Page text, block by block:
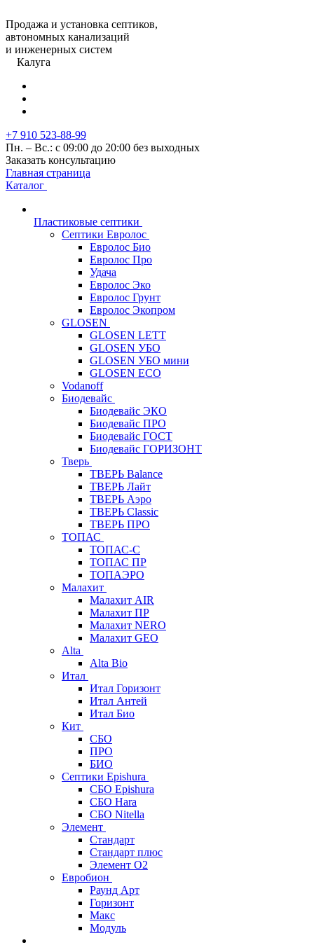
Продажа и установка септиков,
автономных канализаций
и инженерных систем
Калуга
+7 910 523-88-99
Пн. – Вс.: с 09:00 до 20:00 без выходных
Заказать консультацию
Главная страница
Каталог
Пластиковые септики
Септики Евролос
Евролос Био
Евролос Про
Удача
Евролос Эко
Евролос Грунт
Евролос Экопром
GLOSEN
GLOSEN LETT
GLOSEN УБО
GLOSEN УБО мини
GLOSEN ECO
Vodanoff
Биодевайс
Биодевайс ЭКО
Биодевайс ПРО
Биодевайс ГОСТ
Биодевайс ГОРИЗОНТ
Тверь
ТВЕРЬ Balance
ТВЕРЬ Лайт
ТВЕРЬ Аэро
ТВЕРЬ Classic
ТВЕРЬ ПРО
ТОПАС
ТОПАС-С
ТОПАС ПР
ТОПАЭРО
Малахит
Малахит AIR
Малахит ПР
Малахит NERO
Малахит GEO
Alta
Alta Bio
Итал
Итал Горизонт
Итал Антей
Итал Био
Кит
СБО
ПРО
БИО
Септики Epishura
СБО Epishura
СБО Hara
СБО Nitella
Элемент
Стандарт
Стандарт плюс
Элемент О2
Евробион
Раунд Арт
Горизонт
Макс
Модуль